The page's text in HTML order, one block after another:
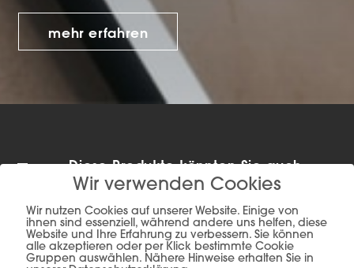
mehr erfahren
Diese Produkte könnten Sie auch
interessieren
Wir verwenden Cookies
Wir nutzen Cookies auf unserer Website. Einige von
ihnen sind essenziell, während andere uns helfen, diese
Website und Ihre Erfahrung zu verbessern. Sie können
alle akzeptieren oder per Klick bestimmte Cookie
Gruppen auswählen. Nähere Hinweise erhalten Sie in